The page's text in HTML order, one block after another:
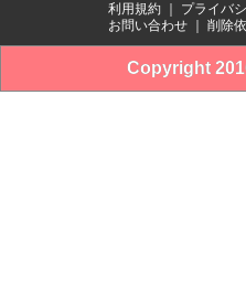
利用規約 プライバ
お問い合わせ
削除
Copyright